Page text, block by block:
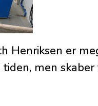
Henriksen er
men